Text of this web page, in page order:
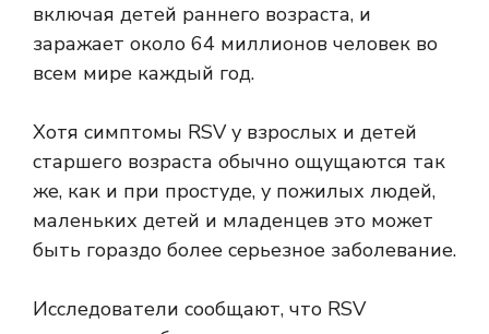
включая детей раннего возраста, и
заражает около 64 миллионов человек во
всем мире каждый год.
Хотя симптомы RSV у взрослых и детей
старшего возраста обычно ощущаются так
же, как и при простуде, у пожилых людей,
маленьких детей и младенцев это может
быть гораздо более серьезное заболевание.
Исследователи сообщают, что RSV